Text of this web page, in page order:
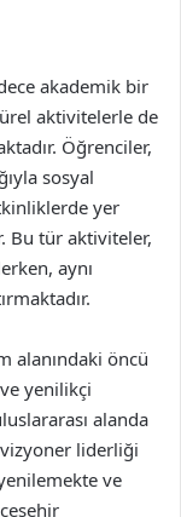
akademik bir
aktivitelerle de
Öğrenciler,
sosyal
yer
Bu tür aktiviteler,
aynı
alanındaki öncü
yenilikçi
alanda
vizyoner liderliği
ve